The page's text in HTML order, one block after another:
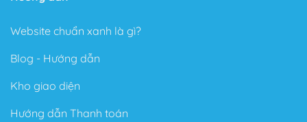
chuẩn SEO với cấu trúc Code tuân thủ theo các tài
Trong phiên bản mới đây, Theme Flatsome có thêm
Sticky nút Add to Cart (cố định nút đặt hàng ở cuối
Có tài liệu hướng dẫn rất phong phú và chi tiết, dễ
hiểu.
Website chuẩn xanh là gì?
Blog - Hướng dẫn
Kho giao diện
Hướng dẫn Thanh toán